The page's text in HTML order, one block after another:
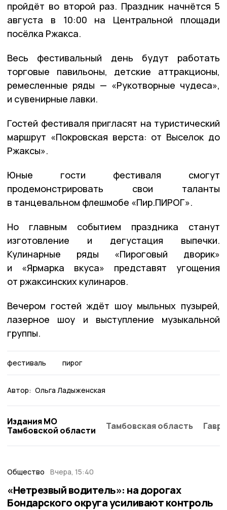
пройдёт во второй раз. Праздник начнётся 5
августа в 10:00 на Центральной площади
посёлка Ржакса.
Весь фестивальный день будут работать
торговые павильоны, детские аттракционы,
ремесленные ряды — «Рукотворные чудеса»,
и сувенирные лавки.
Гостей фестиваля пригласят на туристический
маршрут «Покровская верста: от Выселок до
Ржаксы».
Юные гости фестиваля смогут
продемонстрировать свои таланты
в танцевальном флешмобе «Пир.ПИРОГ».
Но главным событием праздника станут
изготовление и дегустация выпечки.
Кулинарные ряды «Пироговый дворик»
и «Ярмарка вкуса» представят угощения
от ржаксинских кулинаров.
Вечером гостей ждёт шоу мыльных пузырей,
лазерное шоу и выступление музыкальной
группы.
фестиваль пирог
Автор: Ольга Ладыженская
Издания МО
Тамбовской области
Тамбовская область
Общество Вчера, 15:40
«Нетрезвый водитель»: на дорогах
Бондарского округа усиливают контроль